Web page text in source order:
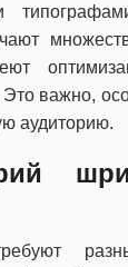
важно,
аудиторию.